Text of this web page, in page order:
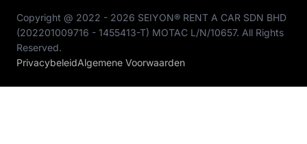
Copyright @ 2022 - 2026 SEIYON® RENT A CAR SDN BHD
(202201009716 - 1455413-T) MOTAC L/N/10657. All Rights
Reserved.
PrivacybeleidAlgemene Voorwaarden